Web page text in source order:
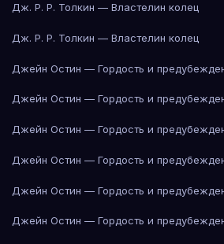
Дж. Р. Р. Толкин — Властелин колец
Дж. Р. Р. Толкин — Властелин колец
Джейн Остин — Гордость и
Джейн Остин — Гордость и
Джейн Остин — Гордость и
Джейн Остин — Гордость и
Джейн Остин — Гордость и
Джейн Остин — Гордость и